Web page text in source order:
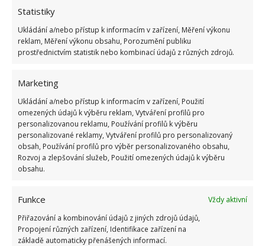
Statistiky
Ukládání a/nebo přístup k informacím v zařízení, Měření výkonu
reklam, Měření výkonu obsahu, Porozumění publiku
prostřednictvím statistik nebo kombinací údajů z různých zdrojů.
Marketing
Ukládání a/nebo přístup k informacím v zařízení, Použití
omezených údajů k výběru reklam, Vytváření profilů pro
personalizovanou reklamu, Používání profilů k výběru
personalizované reklamy, Vytváření profilů pro personalizovaný
obsah, Používání profilů pro výběr personalizovaného obsahu,
Rozvoj a zlepšování služeb, Použití omezených údajů k výběru
obsahu.
Funkce
Vždy aktivní
Přiřazování a kombinování údajů z jiných zdrojů údajů,
Propojení různých zařízení, Identifikace zařízení na
základě automaticky přenášených informací.
Fotografie: Pexels
Stejně velké kostičky a různá doba
vaření
Pokud vaříte pokrm, kde se sejde víc druhů vařené
zeleniny, přemýšlejte o tom, v jakém pořadí jí dáte
vařit. není totiž nic horšího, než když se vám na talíři
potká nedovařený brambor s mrkví na skus a
každý druh zvlášť, nebo je postupně přidávejte
tak, aby byla všechna zelenina uvařena přesně tak,
jak to máte rádi. Rovněž je nezbytné každý druh